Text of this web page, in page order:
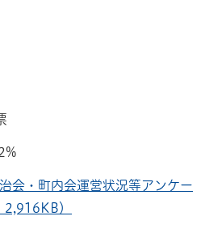
会・町内会運営状況等アンケー
2,916KB）